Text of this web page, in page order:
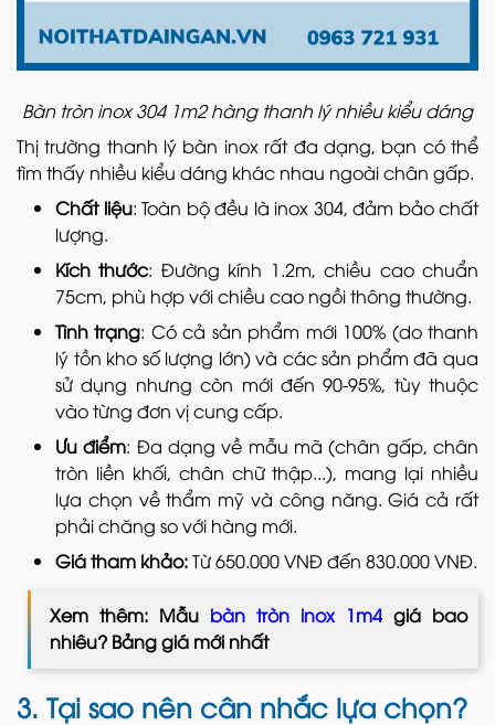
Bàn tròn inox 304 1m2 hàng thanh lý nhiều kiểu dáng
Thị trường thanh lý bàn inox rất đa dạng, bạn có thể
tìm thấy nhiều kiểu dáng khác nhau ngoài chân gấp.
Chất liệu: Toàn bộ đều là inox 304, đảm bảo chất
lượng.
Kích thước: Đường kính 1.2m, chiều cao chuẩn
75cm, phù hợp với chiều cao ngồi thông thường.
Tình trạng: Có cả sản phẩm mới 100% (do thanh
lý tồn kho số lượng lớn) và các sản phẩm đã qua
sử dụng nhưng còn mới đến 90-95%, tùy thuộc
vào từng đơn vị cung cấp.
Ưu điểm: Đa dạng về mẫu mã (chân gấp, chân
tròn liền khối, chân chữ thập...), mang lại nhiều
lựa chọn về thẩm mỹ và công năng. Giá cả rất
phải chăng so với hàng mới.
Giá tham khảo:Từ 650.000 VNĐ đến 830.000 VNĐ.
Xem thêm: Mẫu bàn tròn inox 1m4 giá bao
nhiêu? Bảng giá mới nhất
3. Tại sao nên cân nhắc lựa chọn?